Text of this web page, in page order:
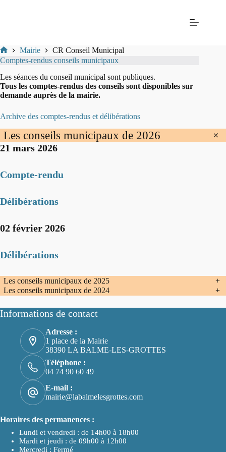
Mairie
La-
Balme-
Les-
Mairie
CR Conseil Municipal
Comptes-rendus conseils municipaux
Les séances du conseil municipal sont publiques.
Tous les comptes-rendus des conseils sont disponibles sur
demande auprès de la mairie.
Archive des comptes-rendus et délibérations
Les conseils municipaux de 2026 +
21 mars 2026
Compte-rendu
Délibérations
02 février 2026
Délibérations
Les conseils municipaux de 2025
+
Les conseils municipaux de 2024
+
Informations de contact
Adresse :
1 place de la Mairie
38390 LA BALME-LES-GROTTES
Téléphone :
04 74 90 60 49
E-mail :
mairie@labalmelesgrottes.com
Horaires des permanences :
Lundi et vendredi : de 14h00 à 18h00
Mardi et jeudi : de 09h00 à 12h00
Mercredi : Fermé